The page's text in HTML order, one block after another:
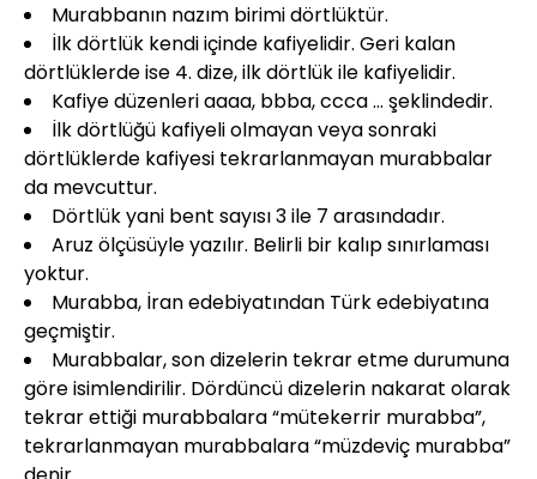
Murabbanın nazım birimi dörtlüktür.
İlk dörtlük kendi içinde kafiyelidir. Geri kalan
dörtlüklerde ise 4. dize, ilk dörtlük ile kafiyelidir.
Kafiye düzenleri aaaa, bbba, ccca … şeklindedir.
İlk dörtlüğü kafiyeli olmayan veya sonraki
dörtlüklerde kafiyesi tekrarlanmayan murabbalar
da mevcuttur.
Dörtlük yani bent sayısı 3 ile 7 arasındadır.
Aruz ölçüsüyle yazılır. Belirli bir kalıp sınırlaması
yoktur.
Murabba, İran edebiyatından Türk edebiyatına
geçmiştir.
Murabbalar, son dizelerin tekrar etme durumuna
göre isimlendirilir. Dördüncü dizelerin nakarat olarak
tekrar ettiği murabbalara “mütekerrir murabba”,
tekrarlanmayan murabbalara “müzdeviç murabba”